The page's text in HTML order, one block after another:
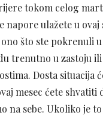
tokom celog
napore ulažete u ovaj
što ste pokrenuli u
trenutno u zastoju ili
Dosta situacija
mesec ćete shvatiti
na sebe. Ukoliko je